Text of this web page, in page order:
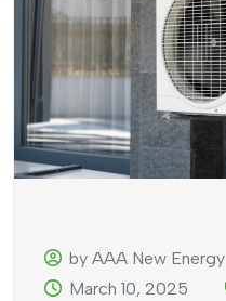
by AAA New Energy
March 10, 2025